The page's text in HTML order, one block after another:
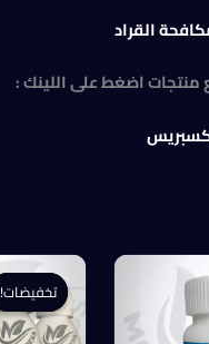
القراد
اضغط على اللينك :
تخفيضات!
تخفيضات!